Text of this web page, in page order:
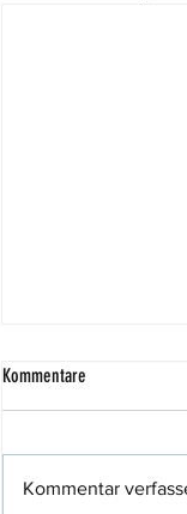
Kommentare
Kommentar